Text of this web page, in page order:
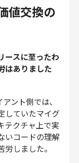
値交換の
ースに至ったわ
はありました
ント側では、
していたマイグ
テクチャ上で実
いコードの理解
しました。